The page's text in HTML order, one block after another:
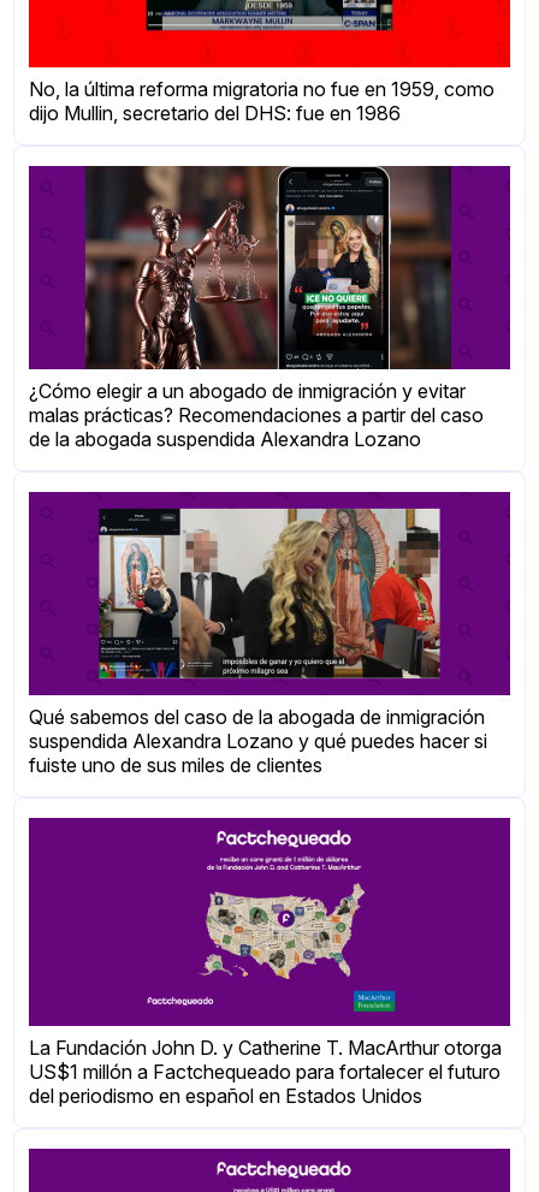
No, la última reforma migratoria no fue en 1959, como
dijo Mullin, secretario del DHS: fue en 1986
¿Cómo elegir a un abogado de inmigración y evitar
malas prácticas? Recomendaciones a partir del caso
de la abogada suspendida Alexandra Lozano
Qué sabemos del caso de la abogada de inmigración
suspendida Alexandra Lozano y qué puedes hacer si
fuiste uno de sus miles de clientes
La Fundación John D. y Catherine T. MacArthur otorga
US$1 millón a Factchequeado para fortalecer el futuro
del periodismo en español en Estados Unidos